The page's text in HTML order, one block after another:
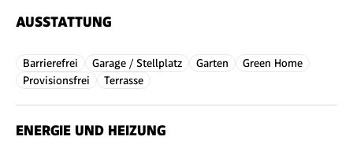
AUSSTATTUNG
Barrierefrei Garage / Stellplatz Garten
Green Home
Provisionsfrei
Terrasse
ENERGIE UND HEIZUNG